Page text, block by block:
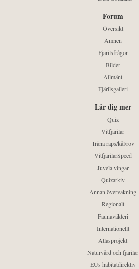
Forum
Översikt
Ämnen
Fjärilsfrågor
Bilder
Allmänt
Fjärilsgalleri
Lär dig mer
Quiz
Vitfjärilar
Träna raps/kål/rov
VitfjärilarSpeed
Juvela vingar
Quizarkiv
Annan övervakning
Regionalt
Faunaväkteri
Internationellt
Atlasprojekt
Naturvård och fjärilar
EUs habitatdirektiv